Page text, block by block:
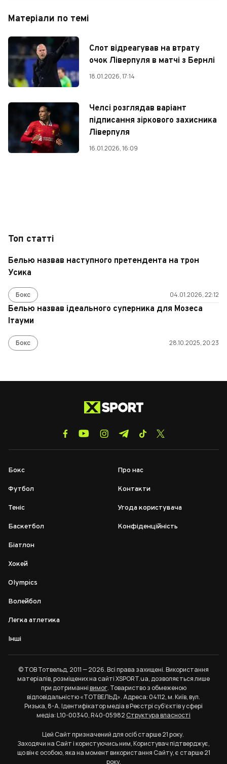
Матеріали по темі
Слот відреагував на втрату
очок Ліверпуля в матчі з Бернлі
18.01.2026, 17:14
Челсі розглядав варіант
підписання зіркового захисника
Ліверпуля
16.01.2026, 16:09
Топ статті
Белью назвав наступного претендента на трон
Усика
Бокс 04.01.2026, 22:12
Белью назвав ідеального суперника для Мозеса
Ітауми
Бокс 28.10.2025, 20:23
Бокс
Футбол
Теніс
Баскетбол
Біатлон
Хокей
Olympics
Волейбол
Легка атлетика
Інші
Про нас
Контакти
Угода користувача
Конфіденційність
© ТОВ Тотвельд, 2011 — 2026. Всі права захищені. Використання
матеріалів, розміщених на сайті XSPORT.ua, дозволяється лише
при дотриманнівимог. Товариство з обмеженою
відповідальністю «ТОТВЕЛЬД». Адреса: 04112, м. Київ, вул.
Ризька, 8-А. Ідентифікатор медіа в Реєстрі суб’єктів у сфері
медіа: L10-00340, R40-05982Структура власності
Цей Сайт призначений для осіб старше 21 року.
Заходячи на Сайт і користуючись ним, Користувач підтверджує,
що він є особою, яка на момент використання Сайту, є старше 21
року.